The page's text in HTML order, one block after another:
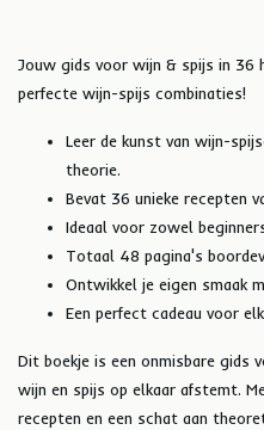
Jouw gids voor wijn & spijs in 36
perfecte wijn-spijs combinaties!
Leer de kunst van wijn-
theorie.
Bevat 36 unieke recepten
Ideaal voor zowel
Totaal 48 pagina's
Ontwikkel je eigen smaak
Een perfect cadeau voor
Dit boekje is een onmisbare gids
wijn en spijs op elkaar afstemt.
recepten en een schat aan